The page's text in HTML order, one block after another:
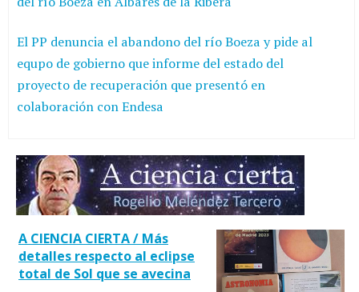
El PP denuncia el abandono del río Boeza y pide al
equpo de gobierno que informe del estado del
proyecto de recuperación que presentó en
colaboración con Endesa
A CIENCIA CIERTA / Más
detalles respecto al eclipse
total de Sol que se avecina